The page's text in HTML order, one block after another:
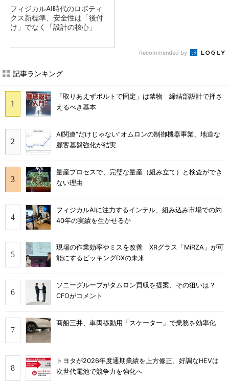
フィジカルAI時代のロボティ
クス新標準、安全性は「後付
け」でなく「設計の核心」
Recommended by
記事ランキング
「取りあえずボルトで固定」は禁物 締結部設計で押さ
えるべき基本
AI関連“だけじゃない”オムロンの制御機器事業、地道な
顧客基盤強化が結実
量産プロセスで、完璧な量産（組み立て）と検査ができ
ない理由
フィジカルAIに注力するインテル、組み込み市場での約
40年の実績を生かせるか
現場の作業効率やミスを改善 XRグラス「MiRZA」が可
能にするピッキングDXの未来
ソニーグループがタムロン買収を提案、その狙いは？
CFOがコメント
商船三井、車両移動用「スケーター」で業務を効率化
トヨタが2026年度通期業績を上方修正、好調なHEVは
次世代電池で競争力を強化へ